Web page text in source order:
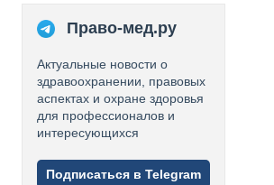
Право-мед.ру
Актуальные новости о
здравоохранении, правовых
аспектах и охране здоровья
для профессионалов и
интересующихся
Подписаться в Telegram